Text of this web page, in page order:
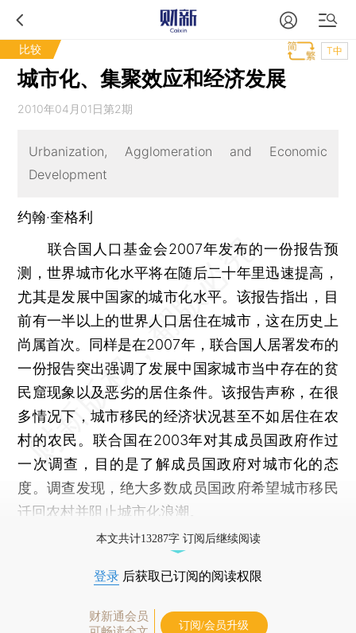
比较 T中
城市化、集聚效应和经济发展
2010年04月01日第2期
Urbanization, Agglomeration and Economic
Development
约翰·奎格利
联合国人口基金会2007年发布的一份报告预
测，世界城市化水平将在随后二十年里迅速提高，
尤其是发展中国家的城市化水平。该报告指出，目
前有一半以上的世界人口居住在城市，这在历史上
尚属首次。同样是在2007年，联合国人居署发布的
一份报告突出强调了发展中国家城市当中存在的贫
民窟现象以及恶劣的居住条件。该报告声称，在很
多情况下，城市移民的经济状况甚至不如居住在农
村的农民。联合国在2003年对其成员国政府作过
一次调查，目的是了解成员国政府对城市化的态
度。调查发现，绝大多数成员国政府希望城市移民
迁回农村并阻止城市化浪潮。
本文共计13287字 订阅后继续阅读
登录 后获取已订阅的阅读权限
财新通会员
订阅/会员升级